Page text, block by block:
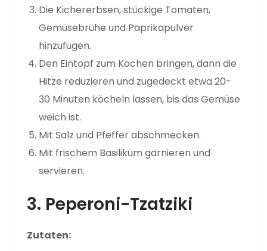
Die Kichererbsen, stückige Tomaten,
Gemüsebrühe und Paprikapulver
hinzufügen.
Den Eintopf zum Kochen bringen, dann die
Hitze reduzieren und zugedeckt etwa 20-
30 Minuten köcheln lassen, bis das Gemüse
weich ist.
Mit Salz und Pfeffer abschmecken.
Mit frischem Basilikum garnieren und
servieren.
3. Peperoni-Tzatziki
Zutaten: